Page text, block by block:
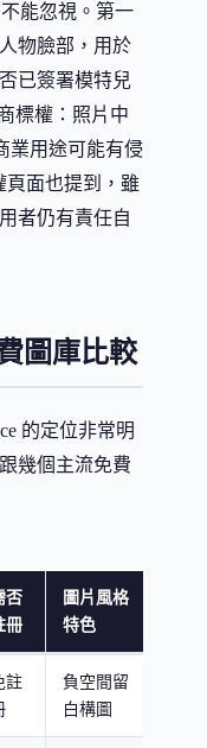
能忽視。第一
物臉部，用於
已簽署模特兒
標權：照片中
業用途可能有侵
頁面也提到，雖
者仍有責任自
圖庫比較
的定位非常明
幾個主流免費
否
冊
圖片風格
特色
註
負空間留
白構圖